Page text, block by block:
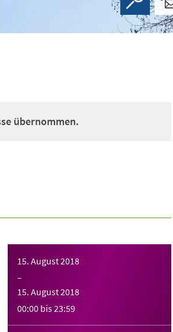
übernommen.
15. August 2018
–
15. August 2018
00:00 bis23:59